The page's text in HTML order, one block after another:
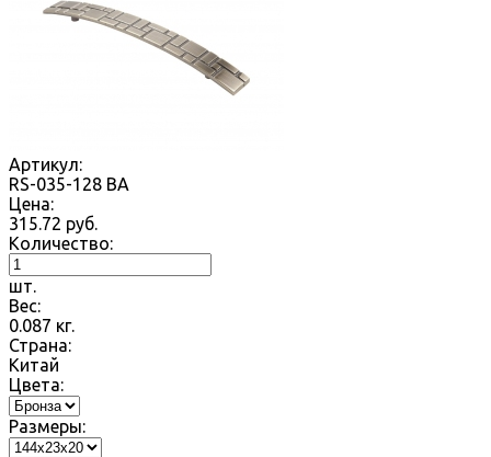
Артикул:
RS-035-128 BA
Цена:
315.72 руб.
Количество:
шт.
Вес:
0.087 кг.
Страна:
Китай
Цвета:
Размеры: